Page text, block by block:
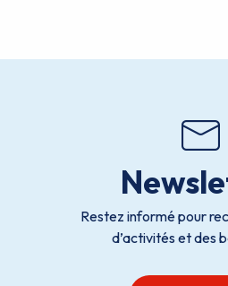
Restez informé pour
d’activités et des